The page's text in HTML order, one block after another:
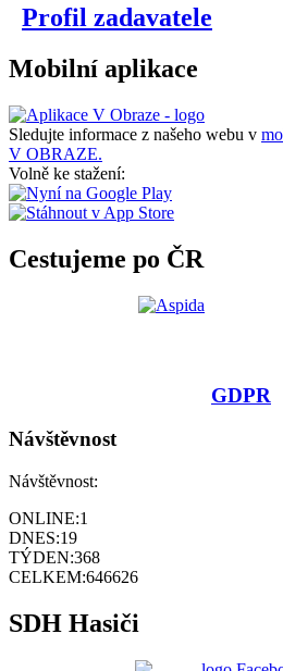
Profil zadavatele
Mobilní aplikace
Sledujte informace z našeho webu v
V OBRAZE.
Volně ke stažení:
Cestujeme po ČR
GDPR
Návštěvnost
Návštěvnost:
ONLINE:1
DNES:19
TÝDEN:368
CELKEM:646626
SDH Hasiči